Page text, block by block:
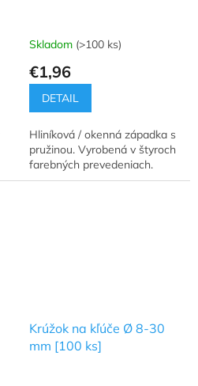
Priemerné
produktu
4,5
5
hviezdičiek.
Skladom (>100 ks)
€1,96
DETAIL
Hliníková / okenná západka s
pružinou. Vyrobená v štyroch
farebných prevedeniach.
Krúžok na kľúče Ø 8-30
mm [100 ks]